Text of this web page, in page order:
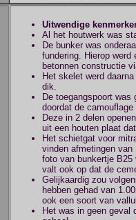
Uitwendige
Al het houtwerk was
De bunker was
fundering. Hierop
betonnen constructie
Het skelet werd
dik.
De toegangspoort
doordat de
Deze in 2 delen
uit een houten plaat
Het schietgat voor
vinden afmetingen
foto van bunkertje
valt ook op dat de
Gelijkaardig zou
hebben gehad van
ook een soort van
Het was in geen geval